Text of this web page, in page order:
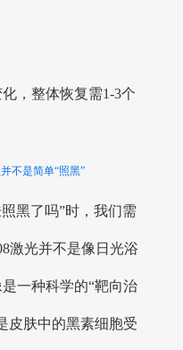
，整体恢复需1-3个
不是简单“照黑”
黑了吗”时，我们需
激光并不是像日光浴
一种科学的“靶向治
皮肤中的黑素细胞受